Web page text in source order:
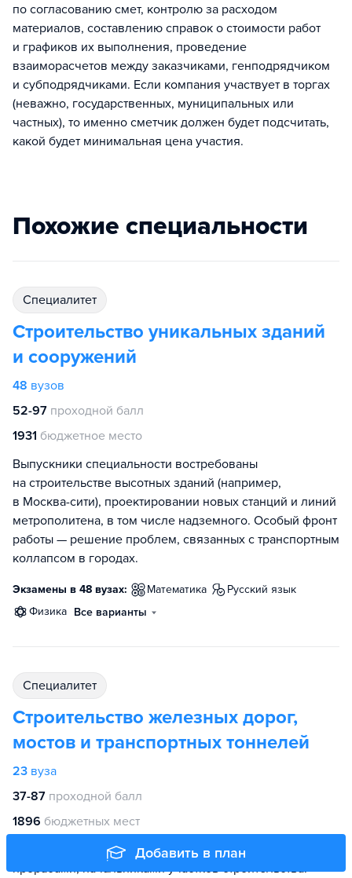
Добавить в план
по согласованию смет, контролю за расходом
материалов, составлению справок о стоимости работ
и графиков их выполнения, проведение
взаиморасчетов между заказчиками, генподрядчиком
и субподрядчиками. Если компания участвует в торгах
(неважно, государственных, муниципальных или
частных), то именно сметчик должен будет подсчитать,
какой будет минимальная цена участия.
Похожие специальности
специалитет
Строительство уникальных зданий
и сооружений
48 вузов
52-97 проходной балл
1931 бюджетное место
Выпускники специальности востребованы
на строительстве высотных зданий (например,
в Москва-сити), проектировании новых станций и линий
метрополитена, в том числе надземного. Особый фронт
работы — решение проблем, связанных с транспортным
коллапсом в городах.
Экзамены в 48 вузах: математика
русский язык
физика Все варианты
специалитет
Строительство железных дорог,
мостов и транспортных тоннелей
23 вуза
37-87 проходной балл
1896 бюджетных мест
Выпускники специальности работают инженерами,
прорабами, начальниками участков строительства.